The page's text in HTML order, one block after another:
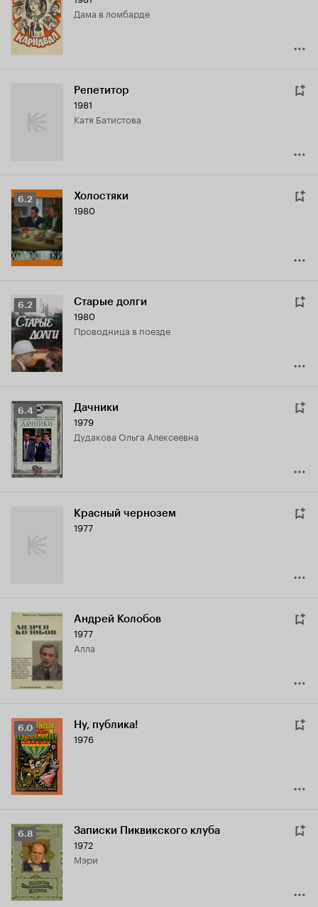
8.2
дама в ломбарде
Репетитор
1981
Катя Батистова
Рейтинг
Кинопоиска
6.2
6.2 Холостяки
1980
Рейтинг
Кинопоиска
6.2
6.2 Старые долги
1980
проводница в поезде
Рейтинг
Кинопоиска
6.4
6.4 Дачники
1979
Дудакова Ольга Алексеевна
Красный чернозем
1977
Андрей Колобов
1977
Алла
Рейтинг
Кинопоиска
6.0
6.0 Ну, публика!
1976
Рейтинг
Кинопоиска
6.8
6.8 Записки Пиквикского клуба
1972
Мэри